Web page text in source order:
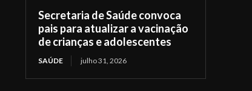
Secretaria de Saúde convoca
pais para atualizar a vacinação
de crianças e adolescentes
SAÚDE julho 31, 2026